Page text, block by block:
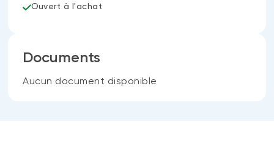
Ouvert à l'achat
Documents
Aucun document disponible